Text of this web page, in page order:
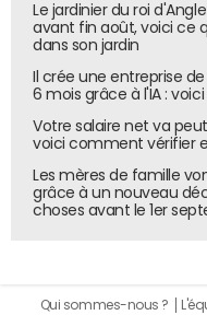
Le jardinier du roi
avant fin août, voici ce
dans son jardin
Il crée une entreprise
6 mois grâce à l'IA :
Votre salaire net va
voici comment vérifier
Les mères de famille
grâce à un nouveau
choses avant le 1er
Qui sommes-nous ?